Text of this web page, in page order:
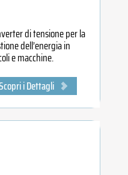
di tensione per la
dell’energia in
e macchine.
i Dettagli